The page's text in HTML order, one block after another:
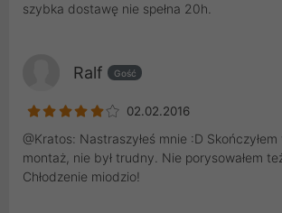
szybka dostawę nie spełna 20h.
Ralf Gość
02.02.2016
@Kratos: Nastraszyłeś mnie :D Skończyłem
montaż, nie był trudny. Nie porysowałem
Chłodzenie miodzio!